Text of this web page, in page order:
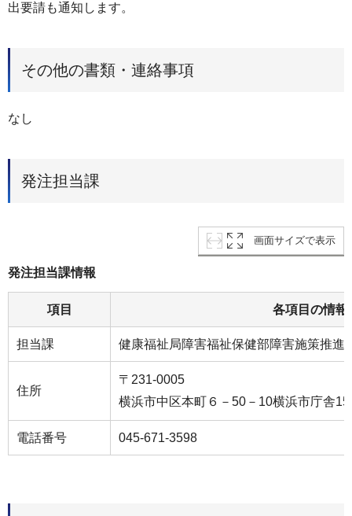
出要請も通知します。
その他の書類・連絡事項
なし
発注担当課
画面サイズで表示
発注担当課情報
項目 各項目の情報
担当課 健康福祉局障害福祉保健部障害施策推進
住所
〒231-0005
横浜市中区本町６－50－10横浜市庁舎15
電話番号 045-671-3598